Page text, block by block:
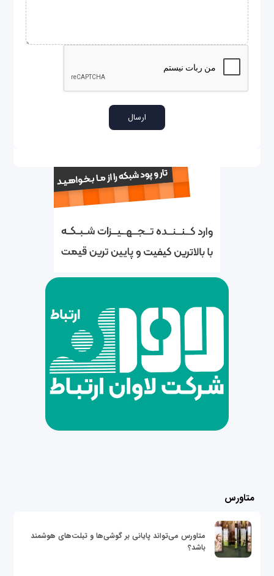
متاورس
متاورس می‌تواند پایانی بر گوشی‌ها و تبلت‌های هوشمند
باشد؟